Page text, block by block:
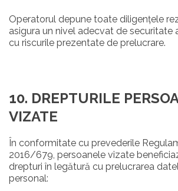
Operatorul depune toate diligențele
asigura un nivel adecvat de securitate
cu riscurile prezentate de prelucrare.
10. DREPTURILE
VIZATE
În conformitate cu prevederile
2016/679, persoanele vizate
drepturi în legătură cu prelucrarea
personal: